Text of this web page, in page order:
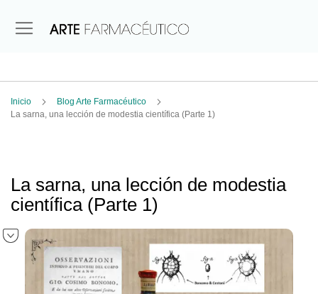
Inicio
Blog Arte Farmacéutico
La sarna, una lección de modestia científica (Parte 1)
La sarna, una lección de modestia
científica (Parte 1)